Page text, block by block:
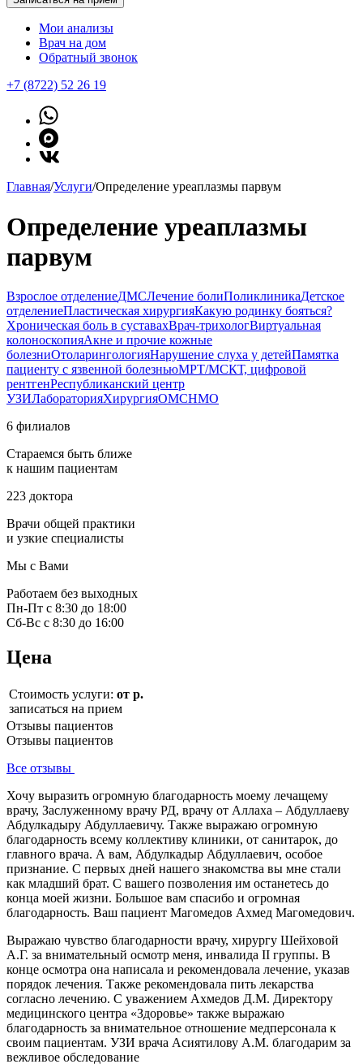
Мои анализы
Врач на дом
Обратный звонок
+7 (8722) 52 26 19
Главная/Услуги/Определение уреаплазмы парвум
Определение уреаплазмы
парвум
Взрослое отделениеДМСЛечение болиПоликлиникаДетское
отделениеПластическая хирургияКакую родинку бояться?
Хроническая боль в суставахВрач-трихологВиртуальная
колоноскопияАкне и прочие кожные
болезниОтоларингологияНарушение слуха у детейПамятка
пациенту с язвенной болезньюМРТ/МСКТ, цифровой
рентгенРеспубликанский центр
УЗИЛабораторияХирургияОМСНМО
6 филиалов
Стараемся быть ближе
к нашим пациентам
223 доктора
Врачи общей практики
и узкие специалисты
Мы с Вами
Работаем без выходных
Пн-Пт с 8:30 до 18:00
Сб-Вс с 8:30 до 16:00
Цена
Стоимость услуги: от р.
записаться на прием
Отзывы пациентов
Отзывы пациентов
Все отзывы
Хочу выразить огромную благодарность моему лечащему
врачу, Заслуженному врачу РД, врачу от Аллаха – Абдуллаеву
Абдулкадыру Абдуллаевичу. Также выражаю огромную
благодарность всему коллективу клиники, от санитарок, до
главного врача. А вам, Абдулкадыр Абдуллаевич, особое
признание. С первых дней нашего знакомства вы мне стали
как младший брат. С вашего позволения им останетесь до
конца моей жизни. Большое вам спасибо и огромная
благодарность. Ваш пациент Магомедов Ахмед Магомедович.
Выражаю чувство благодарности врачу, хирургу Шейховой
А.Г. за внимательный осмотр меня, инвалида II группы. В
конце осмотра она написала и рекомендовала лечение, указав
порядок лечения. Также рекомендовала пить лекарства
согласно лечению. С уважением Ахмедов Д.М. Директору
медицинского центра «Здоровье» также выражаю
благодарность за внимательное отношение медперсонала к
своим пациентам. УЗИ врача Асиятилову А.М. благодарим за
вежливое обследование